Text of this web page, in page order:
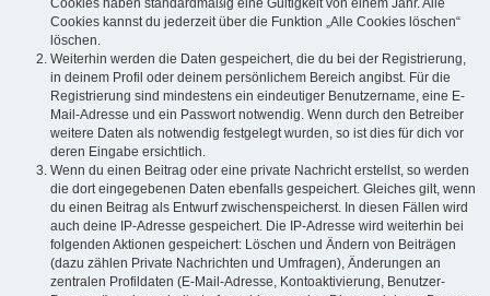
Cookies haben standardmäßig eine Gültigkeit von einem Jahr. Alle
Cookies kannst du jederzeit über die Funktion „Alle Cookies löschen“
löschen.
Weiterhin werden die Daten gespeichert, die du bei der Registrierung,
in deinem Profil oder deinem persönlichem Bereich angibst. Für die
Registrierung sind mindestens ein eindeutiger Benutzername, eine E-
Mail-Adresse und ein Passwort notwendig. Wenn durch den Betreiber
weitere Daten als notwendig festgelegt wurden, so ist dies für dich vor
deren Eingabe ersichtlich.
Wenn du einen Beitrag oder eine private Nachricht erstellst, so werden
die dort eingegebenen Daten ebenfalls gespeichert. Gleiches gilt, wenn
du einen Beitrag als Entwurf zwischenspeicherst. In diesen Fällen wird
auch deine IP-Adresse gespeichert. Die IP-Adresse wird weiterhin bei
folgenden Aktionen gespeichert: Löschen und Ändern von Beiträgen
(dazu zählen Private Nachrichten und Umfragen), Änderungen an
zentralen Profildaten (E-Mail-Adresse, Kontoaktivierung, Benutzer-